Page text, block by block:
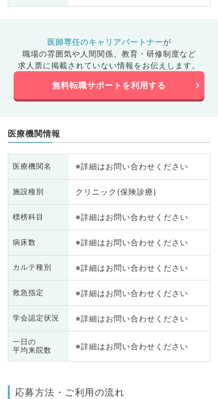
科、乳腺外科、総合診療科、美容
系、膠原病科、スポーツ整形外
科、大腸・肛門外科、その他、産
業医、科目不問
医師専任のキャリアパートナーが
職場の雰囲気や人間関係、 教育・研修制度など
求人票に掲載されていない情報をお伝えします。
無料転職サポートを利用する
医療機関情報
医療機関名 ※詳細はお問い合わせください
施設種別 クリニック(保険診療)
標榜科目 ※詳細はお問い合わせください
病床数 ※詳細はお問い合わせください
カルテ種別 ※詳細はお問い合わせください
救急指定 ※詳細はお問い合わせください
学会認定状況 ※詳細はお問い合わせください
一日の
平均来院数
※詳細はお問い合わせください
応募方法・ご利用の流れ